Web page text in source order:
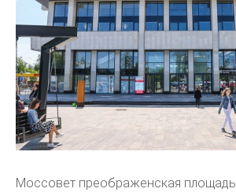
Моссовет преображенская площадь